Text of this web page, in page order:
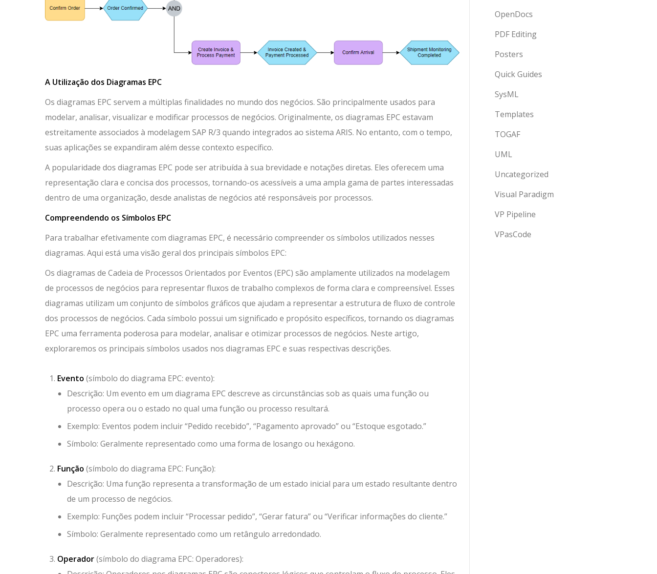
A Utilização dos Diagramas EPC
Os diagramas EPC servem a múltiplas finalidades no mundo dos negócios. São principalmente usados para
modelar, analisar, visualizar e modificar processos de negócios. Originalmente, os diagramas EPC estavam
estreitamente associados à modelagem SAP R/3 quando integrados ao sistema ARIS. No entanto, com o tempo,
suas aplicações se expandiram além desse contexto específico.
A popularidade dos diagramas EPC pode ser atribuída à sua brevidade e notações diretas. Eles oferecem uma
representação clara e concisa dos processos, tornando-os acessíveis a uma ampla gama de partes interessadas
dentro de uma organização, desde analistas de negócios até responsáveis por processos.
Compreendendo os Símbolos EPC
Para trabalhar efetivamente com diagramas EPC, é necessário compreender os símbolos utilizados nesses
diagramas. Aqui está uma visão geral dos principais símbolos EPC:
Os diagramas de Cadeia de Processos Orientados por Eventos (EPC) são amplamente utilizados na modelagem
de processos de negócios para representar fluxos de trabalho complexos de forma clara e compreensível. Esses
diagramas utilizam um conjunto de símbolos gráficos que ajudam a representar a estrutura de fluxo de controle
dos processos de negócios. Cada símbolo possui um significado e propósito específicos, tornando os diagramas
EPC uma ferramenta poderosa para modelar, analisar e otimizar processos de negócios. Neste artigo,
exploraremos os principais símbolos usados nos diagramas EPC e suas respectivas descrições.
Evento (símbolo do diagrama EPC: evento):
Descrição: Um evento em um diagrama EPC descreve as circunstâncias sob as quais uma função ou
processo opera ou o estado no qual uma função ou processo resultará.
Exemplo: Eventos podem incluir “Pedido recebido”, “Pagamento aprovado” ou “Estoque esgotado.”
Símbolo: Geralmente representado como uma forma de losango ou hexágono.
Função (símbolo do diagrama EPC: Função):
Descrição: Uma função representa a transformação de um estado inicial para um estado resultante dentro
de um processo de negócios.
Exemplo: Funções podem incluir “Processar pedido”, “Gerar fatura” ou “Verificar informações do cliente.”
Símbolo: Geralmente representado como um retângulo arredondado.
Operador(símbolo do diagrama EPC: Operadores):
OpenDocs
PDF Editing
Posters
Quick Guides
SysML
Templates
TOGAF
UML
Uncategorized
Visual Paradigm
VP Pipeline
VPasCode